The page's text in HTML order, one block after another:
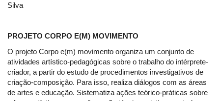
Silva
PROJETO CORPO E(M) MOVIMENTO
O projeto Corpo e(m) movimento organiza um conjunto de
atividades artístico-pedagógicas sobre o trabalho do intérprete-
criador, a partir do estudo de procedimentos investigativos de
criação-composição. Para isso, realiza diálogos com as áreas
de artes e educação. Sistematiza ações teórico-práticas sobre